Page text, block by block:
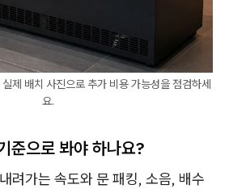
제 배치 사진으로 추가 비용 가능성을 점검하세
요.
준으로 봐야 하나요?
려가는 속도와 문 패킹, 소음, 배수